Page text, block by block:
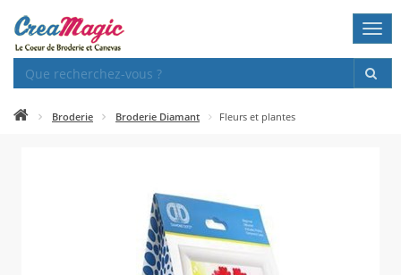
Broderie Broderie Diamant Fleurs et plantes